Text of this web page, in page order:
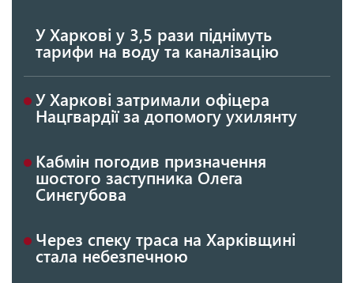
У Харкові у 3,5 рази піднімуть
тарифи на воду та каналізацію
У Харкові затримали офіцера
Нацгвардії за допомогу ухилянту
Кабмін погодив призначення
шостого заступника Олега
Синєгубова
Через спеку траса на Харківщині
стала небезпечною